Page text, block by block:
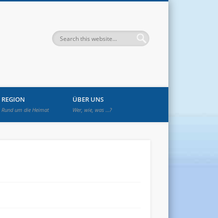
REGION
Rund um die Heimat
ÜBER UNS
Wer, wie, was …?